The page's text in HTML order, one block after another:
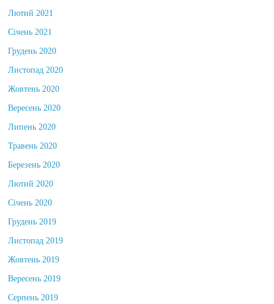
Лютий 2021
Січень 2021
Грудень 2020
Листопад 2020
Жовтень 2020
Вересень 2020
Липень 2020
Травень 2020
Березень 2020
Лютий 2020
Січень 2020
Грудень 2019
Листопад 2019
Жовтень 2019
Вересень 2019
Серпень 2019